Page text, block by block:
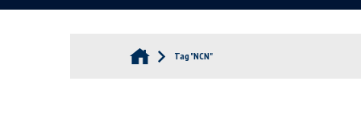
Tag "NCN"